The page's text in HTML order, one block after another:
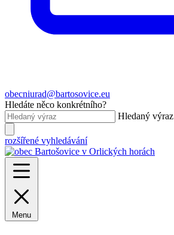
obecniurad@bartosovice.eu
Hledáte něco konkrétního?
Hledaný výraz
rozšířené vyhledávání
Menu